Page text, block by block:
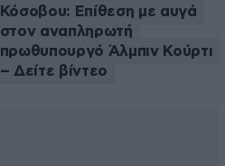
Κόσοβου: Επίθεση με αυγά
στον αναπληρωτή
πρωθυπουργό Άλμπιν Κούρτι
– Δείτε βίντεο